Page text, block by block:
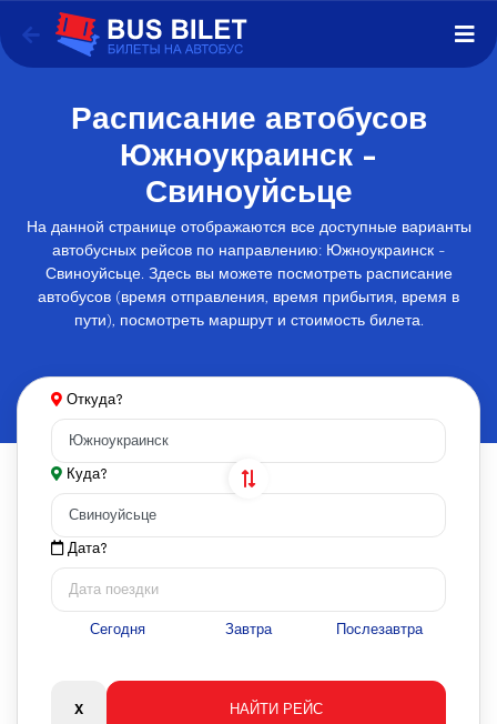
Расписание автобусов
Южноукраинск -
Свиноуйсьце
На данной странице отображаются все доступные варианты
автобусных рейсов по направлению: Южноукраинск -
Свиноуйсьце. Здесь вы можете посмотреть расписание
автобусов (время отправления, время прибытия, время в
пути), посмотреть маршрут и стоимость билета.
Откуда?
Куда?
Дата?
Сегодня Завтра Послезавтра